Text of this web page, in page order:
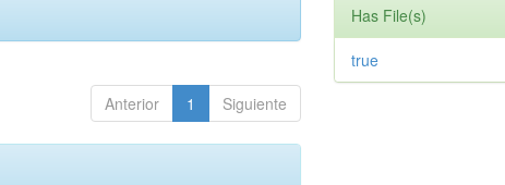
Anterior 1 Siguiente
Has File(s)
true